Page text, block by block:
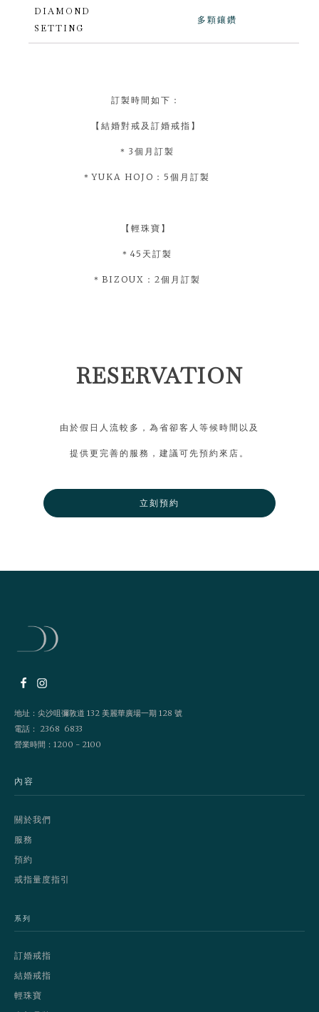
DIAMOND
SETTING
多顆鑲鑽
訂製時間如下：
【結婚對戒及訂婚戒指】
＊3個月訂製
＊YUKA HOJO：5個月訂製
【輕珠寶】
＊45天訂製
＊BIZOUX：2個月訂製
RESERVATION
由於假日人流較多，為省卻客人等候時間以及
提供更完善的服務，建議可先預約來店。
立刻預約
地址：尖沙咀彌敦道 132 美麗華廣場一期 128 號
電話： 2368 6833
營業時間：1200 - 2100
內容
關於我們
服務
預約
戒指量度指引
系列
訂婚戒指
結婚戒指
輕珠寶